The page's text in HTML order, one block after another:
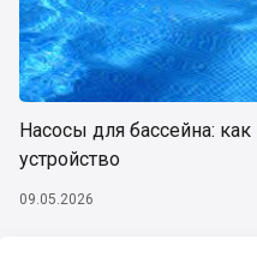
Насосы для бассейна:
устройство
09.05.2026